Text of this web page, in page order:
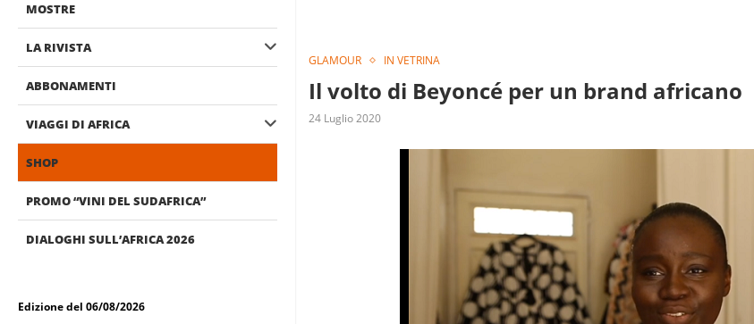
MOSTRE
LA RIVISTA
ABBONAMENTI
VIAGGI DI AFRICA
SHOP
PROMO “VINI DEL SUDAFRICA”
DIALOGHI SULL’AFRICA 2026
Edizione del 06/08/2026
GLAMOUR IN VETRINA
Il volto di Beyoncé per un brand africano
24 Luglio 2020